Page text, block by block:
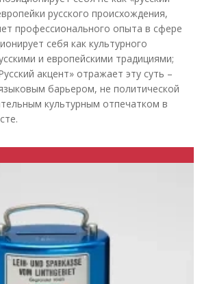
русского происхождения,
профессионального опыта в сфере
себя как культурного
и европейскими традициями;
акцент» отражает эту суть –
барьером, не политической
культурным отпечатком в